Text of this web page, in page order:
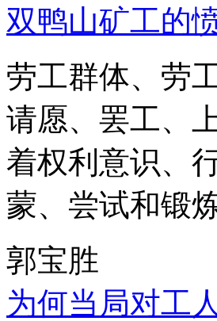
双鸭山矿工的
劳工群体、劳
请愿、罢工、
着权利意识、
蒙、尝试和锻炼
郭宝胜
为何当局对工